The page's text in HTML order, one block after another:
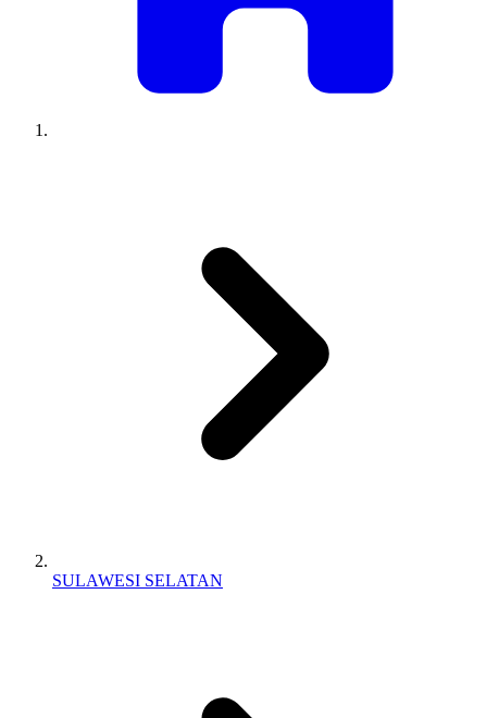
SULAWESI SELATAN